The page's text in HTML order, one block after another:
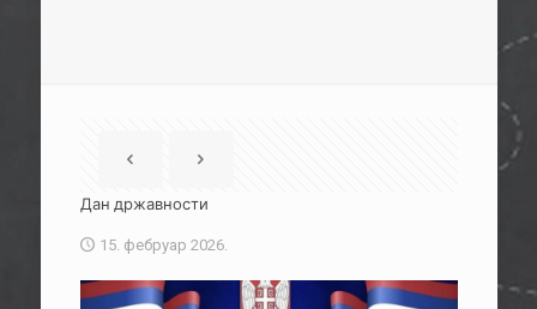
Дан државности
15. фебруар 2026.